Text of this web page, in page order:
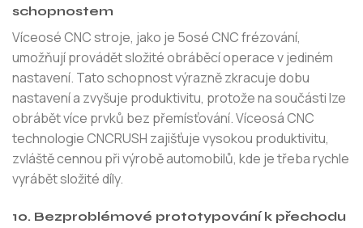
schopnostem
Víceosé CNC stroje, jako je 5osé CNC frézování,
umožňují provádět složité obráběcí operace v jediném
nastavení. Tato schopnost výrazně zkracuje dobu
nastavení a zvyšuje produktivitu, protože na součásti lze
obrábět více prvků bez přemísťování. Víceosá CNC
technologie CNCRUSH zajišťuje vysokou produktivitu,
zvláště cennou při výrobě automobilů, kde je třeba rychle
vyrábět složité díly.
10. Bezproblémové prototypování k přechodu